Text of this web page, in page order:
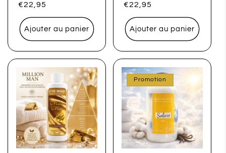
Prix
habituel
€22,95
Ajouter au panier
Prix
habituel
€22,95
Ajouter au panier
Promotion